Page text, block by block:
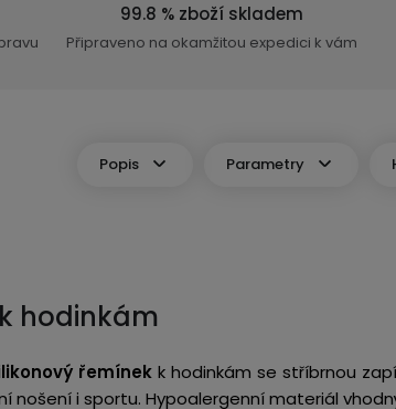
99.8 % zboží skladem
Připraveno na okamžitou expedici k vám
Popis Parametry
hodinkám
řemínekk hodinkám se stříbrnou
nošení i sportu. Hypoalergenní materiál